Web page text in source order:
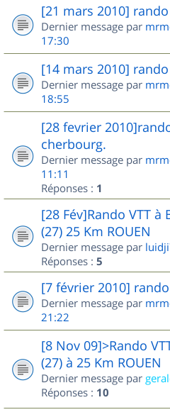
[21 mars 2010]
Dernier message par
17:30
[14 mars 2010]
Dernier message par
18:55
[28 fevrier
cherbourg.
Dernier message par
11:11
Réponses : 1
[28 Fév]Rando VTT à
(27) 25 Km ROUEN
Dernier message par
Réponses : 5
[7 février 2010]
Dernier message par
21:22
[8 Nov 09]>Rando
(27) à 25 Km ROUEN
Dernier message par
Réponses : 10